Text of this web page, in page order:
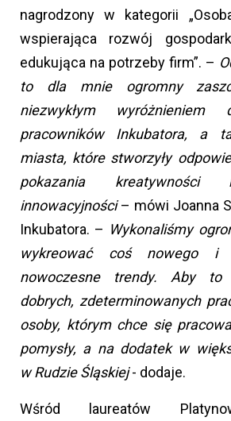
nagrodzony w kategorii
wspierająca rozwój
edukująca na potrzeby firm”. –
to dla mnie ogromny
niezwykłym wyróżnieniem
pracowników Inkubatora, a
miasta, które stworzyły
pokazania kreatywności
innowacyjności– mówi Joanna
Inkubatora. – Wykonaliśmy
wykreować coś nowego i
nowoczesne trendy. Aby to
dobrych, zdeterminowanych
osoby, którym chce się
pomysły, a na dodatek w
w Rudzie Śląskiej- dodaje.
Wśród laureatów